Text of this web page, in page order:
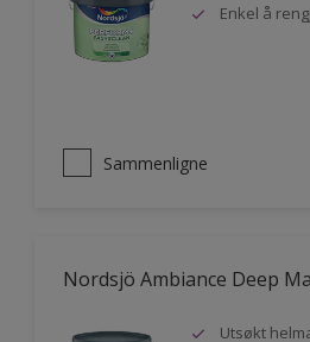
Enkel å
Sammenligne
Nordsjö Ambiance Deep
Utsøkt